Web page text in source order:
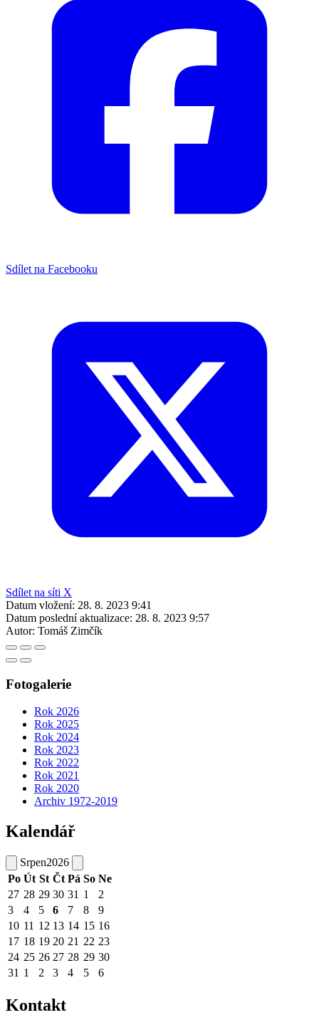
Sdílet na Facebooku
Sdílet na síti X
Datum vložení: 28. 8. 2023 9:41
Datum poslední aktualizace: 28. 8. 2023 9:57
Autor: Tomáš Zimčík
Fotogalerie
Rok 2026
Rok 2025
Rok 2024
Rok 2023
Rok 2022
Rok 2021
Rok 2020
Archiv 1972-2019
Kalendář
Srpen2026
Po Út St Čt Pá So Ne
27 28 29 30 31 1
2
3
4 5 6 7 8
9
10 11 12 13 14 15 16
17 18 19 20 21 22 23
24 25 26 27 28 29 30
31 1 2 3 4 5 6
Kontakt